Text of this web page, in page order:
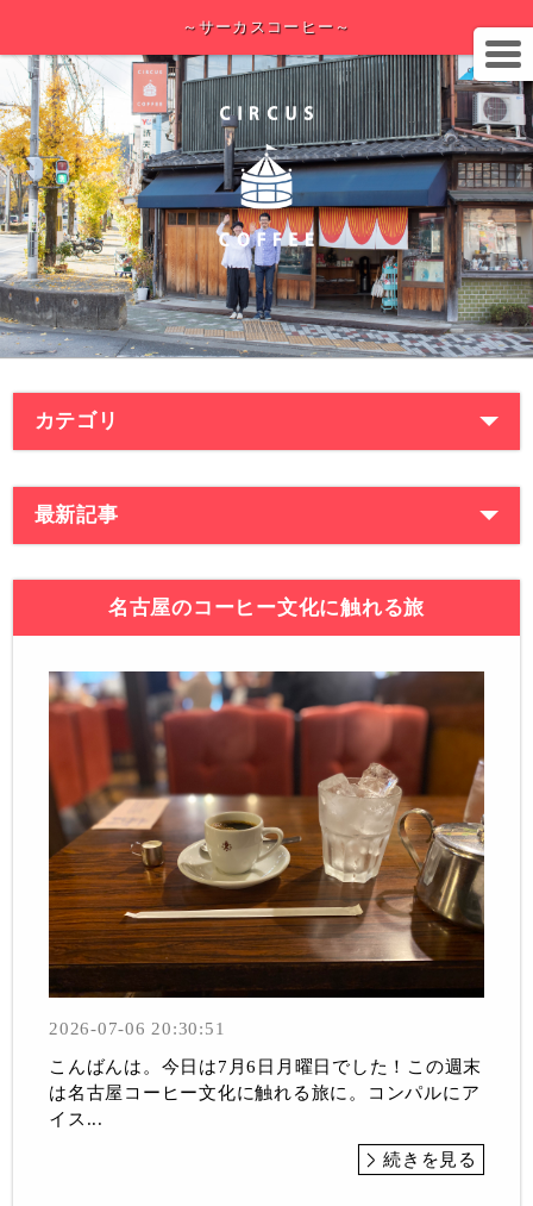
～サーカスコーヒー～
カテゴリ
最新記事
名古屋のコーヒー文化に触れる旅
2026-07-06 20:30:51
こんばんは。今日は7月6日月曜日でした！この週末
は名古屋コーヒー文化に触れる旅に。コンパルにア
イス...
続きを見る